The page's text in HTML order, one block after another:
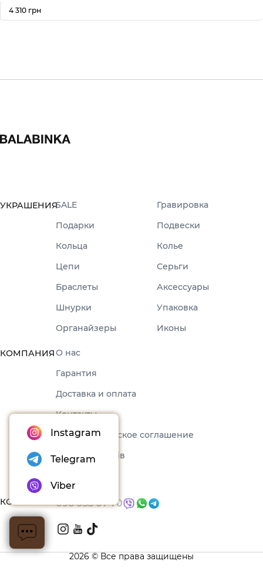
4 310 грн
УКРАШЕНИЯSALE
Гравировка
Подарки
Подвески
Кольца
Колье
Цепи
Серьги
Браслеты
Аксессуары
Шнурки
Упаковка
Органайзеры
Иконы
КОМПАНИЯО нас
Гарантия
Доставка и оплата
Контакты
Пользовательское соглашение
Набори товарів
КОНТАКТЫ 096 035 07 70
2026 © Все права защищены
Instagram
Telegram
Viber